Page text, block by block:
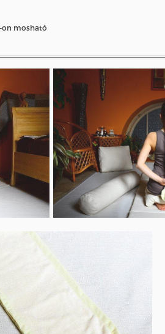
on mosható